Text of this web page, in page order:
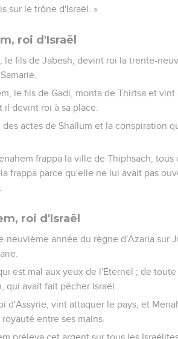
sur le trône d'Israël. »
roi d'Israël
le fils de Jabesh, devint roi la trente-
le fils de Gadi, monta de Thirtsa et
il devint roi à sa place.
des actes de Shallum et la conspiration
frappa la ville de Thiphsach,
frappa parce qu'elle ne lui avait pas
roi d'Israël
neuvième année du règne d'Azaria sur
est mal aux yeux de l'Eternel ; de
qui avait fait pécher Israël.
d'Assyrie, vint attaquer le pays, et
entre ses mains.
préleva cet argent sur tous les